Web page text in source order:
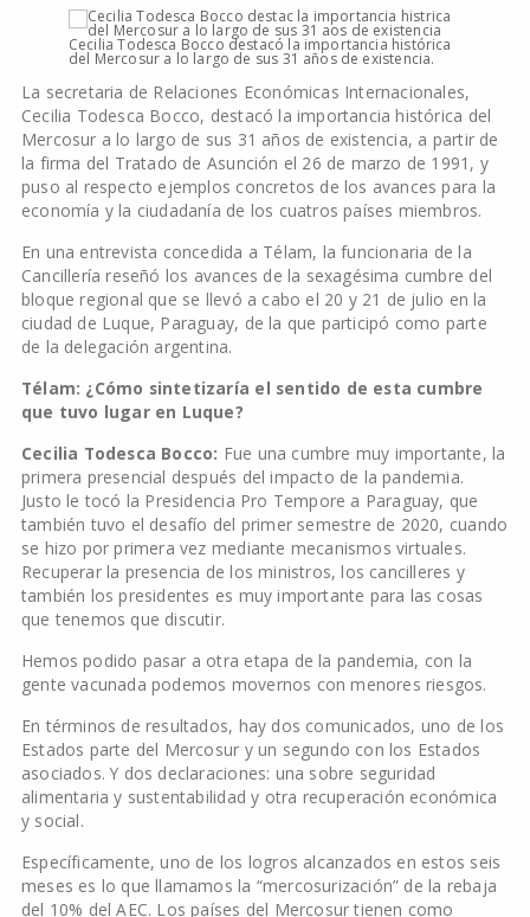
Cecilia Todesca Bocco destacó la importancia histórica
del Mercosur a lo largo de sus 31 años de existencia.
La secretaria de Relaciones Económicas Internacionales,
Cecilia Todesca Bocco, destacó la importancia histórica del
Mercosur a lo largo de sus 31 años de existencia, a partir de
la firma del Tratado de Asunción el 26 de marzo de 1991, y
puso al respecto ejemplos concretos de los avances para la
economía y la ciudadanía de los cuatros países miembros.
En una entrevista concedida a Télam, la funcionaria de la
Cancillería reseñó los avances de la sexagésima cumbre del
bloque regional que se llevó a cabo el 20 y 21 de julio en la
ciudad de Luque, Paraguay, de la que participó como parte
de la delegación argentina.
Télam: ¿Cómo sintetizaría el sentido de esta cumbre
que tuvo lugar en Luque?
Cecilia Todesca Bocco: Fue una cumbre muy importante, la
primera presencial después del impacto de la pandemia.
Justo le tocó la Presidencia Pro Tempore a Paraguay, que
también tuvo el desafío del primer semestre de 2020, cuando
se hizo por primera vez mediante mecanismos virtuales.
Recuperar la presencia de los ministros, los cancilleres y
también los presidentes es muy importante para las cosas
que tenemos que discutir.
Hemos podido pasar a otra etapa de la pandemia, con la
gente vacunada podemos movernos con menores riesgos.
En términos de resultados, hay dos comunicados, uno de los
Estados parte del Mercosur y un segundo con los Estados
asociados. Y dos declaraciones: una sobre seguridad
alimentaria y sustentabilidad y otra recuperación económica
y social.
Específicamente, uno de los logros alcanzados en estos seis
meses es lo que llamamos la “mercosurización” de la rebaja
del 10% del AEC. Los países del Mercosur tienen como